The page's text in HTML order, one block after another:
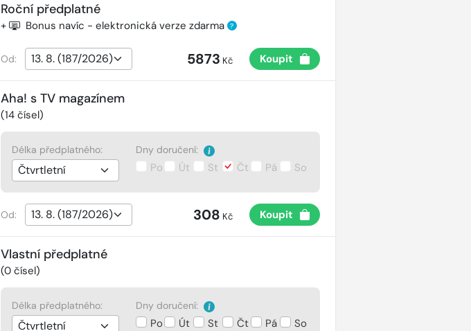
Roční předplatné
+ Bonus navíc - elektronická verze zdarma ?
Od: 5873 Kč Koupit
Aha! s TV magazínem
(14čísel)
Délka předplatného: Dny doručení:
Po Út St Čt Pá So
Od: 308 Kč Koupit
Vlastní předplatné
(0čísel)
Délka předplatného: Dny doručení:
Po Út St Čt Pá So